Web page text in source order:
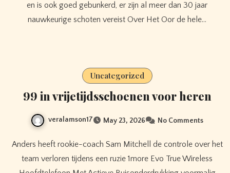
en is ook goed gebunkerd, er zijn al meer dan 30 jaar
nauwkeurige schoten vereist Over Het Oor de hele…
Uncategorized
99 in vrijetijdsschoenen voor heren
veralamson17 May 23, 2026 No Comments
Anders heeft rookie-coach Sam Mitchell de controle over het
team verloren tijdens een ruzie 1more Evo True Wireless